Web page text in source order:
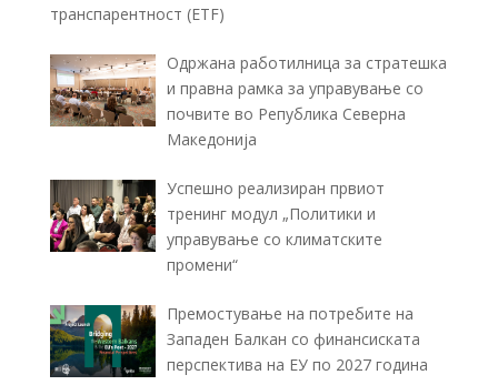
транспарентност (ETF)
Одржана работилница за стратешка
и правна рамка за управување со
почвите во Република Северна
Македонија
Успешно реализиран првиот
тренинг модул „Политики и
управување со климатските
промени“
Премостување на потребите на
Западен Балкан со финансиската
перспектива на ЕУ по 2027 година